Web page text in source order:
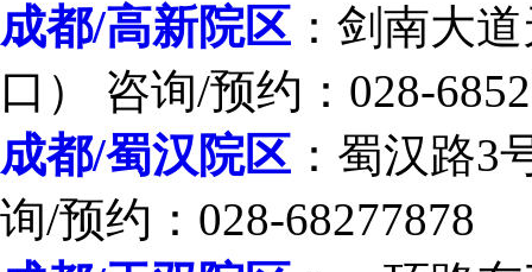
成都/高新院区 ：剑南大
口） 咨询/预约：028-
成都/蜀汉院区 ：蜀汉路3
询/预约：028-68277878